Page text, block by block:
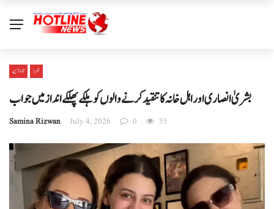
تازہ ترین شوبز
بشریٰ انصاری اور اہل خانہ کا تنقید کرنے والوں کو ہلکے پھلکے انداز میں جواب
Samina Rizwan July 4, 2026 0 35